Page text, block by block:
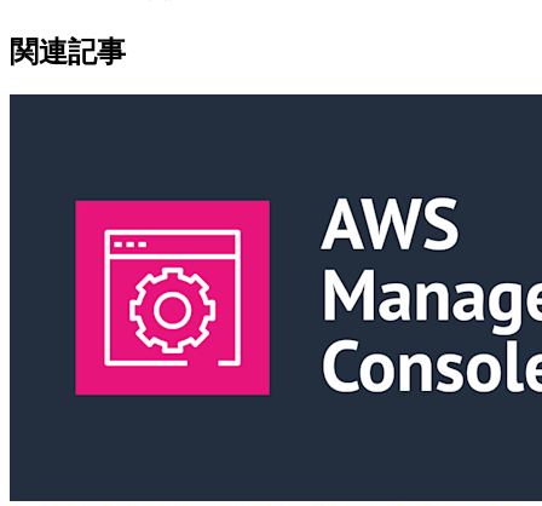
関連記事